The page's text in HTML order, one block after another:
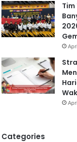
Tim
Categories